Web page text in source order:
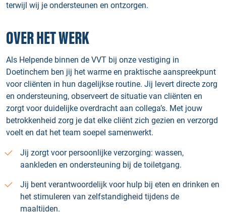
terwijl wij je ondersteunen en ontzorgen.
OVER HET WERK
Als Helpende binnen de VVT bij onze vestiging in
Doetinchem ben jij het warme en praktische aanspreekpunt
voor cliënten in hun dagelijkse routine. Jij levert directe zorg
en ondersteuning, observeert de situatie van cliënten en
zorgt voor duidelijke overdracht aan collega’s. Met jouw
betrokkenheid zorg je dat elke cliënt zich gezien en verzorgd
voelt en dat het team soepel samenwerkt.
Jij zorgt voor persoonlijke verzorging: wassen,
aankleden en ondersteuning bij de toiletgang.
Jij bent verantwoordelijk voor hulp bij eten en drinken en
het stimuleren van zelfstandigheid tijdens de
maaltijden.